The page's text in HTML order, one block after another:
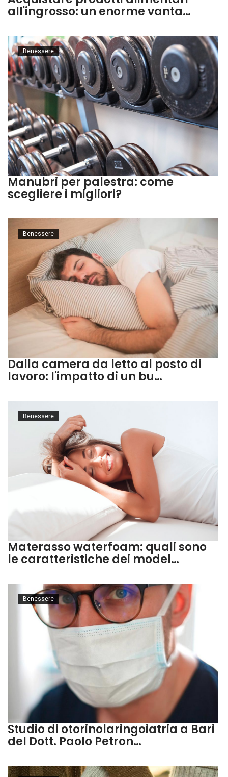
all'ingrosso: un enorme vanta…
Manubri per palestra: come
scegliere i migliori?
Benessere
Dalla camera da letto al posto di
lavoro: l'impatto di un bu…
Benessere
Materasso waterfoam: quali sono
le caratteristiche dei model…
Benessere
Studio di otorinolaringoiatria a Bari
del Dott. Paolo Petron…
Benessere